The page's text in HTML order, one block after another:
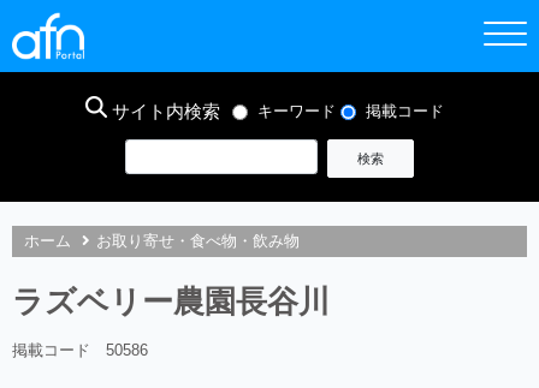
サイト内検索 キーワード 掲載コード
ホーム お取り寄せ・食べ物・飲み物
ラズベリー農園長谷川
掲載コード 50586